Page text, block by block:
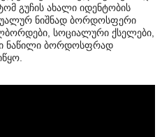
გუჩის ახალი იდენტობის
ნიშნად ბორდოსფერი
სოციალური ქსელები,
ნაწილი ბორდოსფრად